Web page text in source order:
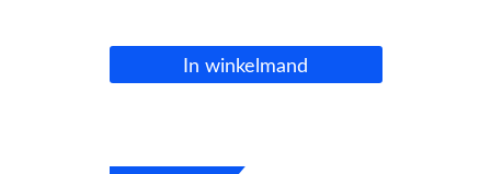
In winkelmand